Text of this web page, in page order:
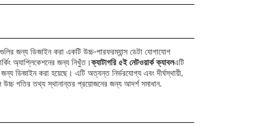
জন্য ডিজাইন করা একটি উচ্চ-পারফরম্যান্স ডেটা যোগাযোগ
অ্যাপ্লিকেশনের জন্য নিখুঁত।ক্যাটাগরি ৫ই নেটওয়ার্ক ক্যাবলএটি
ডিজাইন করা হয়েছে। এটি অত্যন্ত নির্ভরযোগ্য এবং দীর্ঘস্থায়ী,
গতির তথ্য স্থানান্তর প্রয়োজনের জন্য আদর্শ সমাধান.